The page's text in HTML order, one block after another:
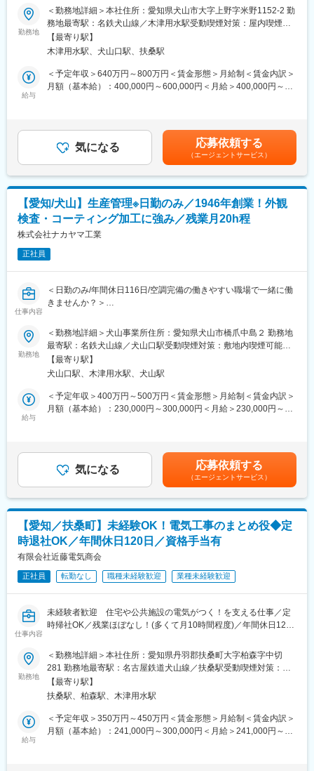
※建物へ改変を伴う実作業は含みません。
■働き方
担当エリアは愛知県内が中心です。遠方への長期出張や宿泊を伴
行直帰にも対応しており、現場状況に応じて効率的に業務を進め
られます。
当社は建築工事、リニューアル工事、塗装工事、不動産開発など
複数事業を展開しています。
構築しています。
大手建設会社や官公庁との取引実績も豊富で、景気変動の影響を
受けにくい事業体制を実現しています。
変更の範囲：会社の定める業務
総合建設会社です。
塗装工事分野では東海エリアトップクラスの実績を有しており、
安定した財務基盤のもと事業成長を続けています。
今回は、機械設備・配管工事分野の施工体制強化に伴い、新たな
仲間を募集します。
■概要
務は発生いたしません。
修工事においての機械設備や配管工事の施工管理業務を担当いた
だきます。
■施工エリア（目安）：名古屋市内の案件が8割程度。宿泊や出張
が必要な遠方の現場は原則ありません。
■働き方の特徴
担当案件の約8割が名古屋市内です。宿泊を伴う出張や遠方への長
期赴任は原則ありません。愛知県に腰を据えながら、多様な設備
工事案件に携わることができます。また、本社への出社は全社会
■スキルアップを支援
社員一人ひとりに社用車を貸与しており、ガソリン代や高速道路
料金は会社が負担します。また、Surfaceを貸与しているため、研
資格取得支援制度や各種技能講習の受講支援制度も整備してお
り、継続的なスキルアップを後押ししています。
建設事業と不動産事業のシナジーを活かしながら安定した事業基
盤を築いており、2019年には無借金経営を達成しました。
近年も事業領域を拡大しており、地域社会に貢献する建設プロジ
ェクトを多数手掛けています。
変更の範囲：会社の定める業務
勤務地
＜勤務地詳細＞本社住所：愛知県犬山市大字上野字米野1152-2 勤
務地最寄駅：名鉄犬山線／木津用水駅受動喫煙対策：屋内喫煙可
能場所あり変更の範囲：会社の定める事業所
【最寄り駅】
木津用水駅、犬山口駅、扶桑駅
給与
＜予定年収＞640万円～800万円＜賃金形態＞月給制＜賃金内訳＞
月額（基本給）：400,000円～600,000円＜月給＞400,000円～
下する可能性があります。月給(月額)は固定手当を含めた表記で
す。
気になる 応募依頼する
（エージェントサービス）
【愛知/犬山】生産管理※日勤のみ／1946年創業！外観
検査・コーティング加工に強み／残業月20h程
株式会社ナカヤマ工業
正社員
仕事内容
＜日勤のみ/年間休日116日/空調完備の働きやすい職場で一緒に働
きませんか？＞
■業務内容：
・毎朝各工程のリーダーと事業所長とともにミーティングを行
い、その日の担当製品や製造量、人員配置などの打ち合わせを行
います。
・その後、メンバーへの作業指示を行います。
・作業中は予定通りに作業が進められているかどうかを確認しつ
つ、トラブルがあった際には周りと相談しながら対応をいただき
・作業が著しく遅れている場合は、リーダーも現場作業に入って
いただくこともありますが、基本的には進捗管理がメインの業務
請負先の現場管理者候補として、請負先の現場で製造工程の改善
及び人材管理と顧客折衝をお願いします。ＱＣＤ（品質・コス
ト・納期）を向上させるための、スタッフのモチベーション管理
や業務改善案の模索、他のメンバーと協力して、ＱＣＤの向上を
目指すことが主なミッションになります。
■工程
倉庫等で利用される自動搬送機械部品の洗浄、塗装の仕分けなど
の工程です。
今回配属予定の部門は、各工程ごとに５～30名のチームで構成さ
れています。
■教育体制：
ーダーの下についてOJTでリーダー業務を学んでいただきます。
大体2か月間程度で独り立ちいただくことを想定しておりますの
勤務地
＜勤務地詳細＞犬山事業所住所：愛知県犬山市橋爪中島２ 勤務地
最寄駅：名鉄犬山線／犬山口駅受動喫煙対策：敷地内喫煙可能場
所あり変更の範囲：会社の定める事業所
【最寄り駅】
犬山口駅、木津用水駅、犬山駅
給与
＜予定年収＞400万円～500万円＜賃金形態＞月給制＜賃金内訳＞
月額（基本給）：230,000円～300,000円＜月給＞230,000円～
あくまでも目安の金額であり、選考を通じて上下する可能性があ
ります。月給(月額)は固定手当を含めた表記です。
気になる 応募依頼する
（エージェントサービス）
【愛知／扶桑町】未経験OK！電気工事のまとめ役◆定
時退社OK／年間休日120日／資格手当有
有限会社近藤電気商会
正社員 転勤なし 職種未経験歓迎 業種未経験歓迎
仕事内容
未経験者歓迎 住宅や公共施設の電気がつく！を支える仕事／定
時帰社OK／残業ほぼなし！(多くて月10時間程度)／年間休日120
■当社について
地元で70年続く電気工事会社で、地元に貢献するため頑張る会社
です。地元の多くの企業様・官公庁と長年積み上げた信頼と実績
があり、一般住宅から町の児童施設工場まで、電気工事としても
太陽光発電にも関わり様々な内容に対応致します。今後は都市開
発の進む名古屋でビルの工事案件も増やしていきたいと考えてお
勤務地
＜勤務地詳細＞本社住所：愛知県丹羽郡扶桑町大字柏森字中切
281 勤務地最寄駅：名古屋鉄道犬山線／扶桑駅受動喫煙対策：敷
地内喫煙可能場所あり
【最寄り駅】
扶桑駅、柏森駅、木津用水駅
給与
＜予定年収＞350万円～450万円＜賃金形態＞月給制＜賃金内訳＞
月額（基本給）：241,000円～300,000円＜月給＞241,000円～